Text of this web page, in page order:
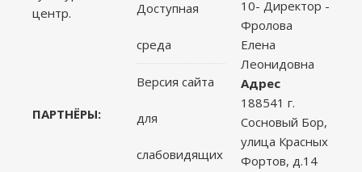
центр.
ПАРТНЁРЫ:
Доступная
среда
Версия сайта
для
слабовидящих
10- Директор -
Фролова
Елена
Леонидовна
Адрес
188541 г.
Сосновый Бор,
улица Красных
Фортов, д.14